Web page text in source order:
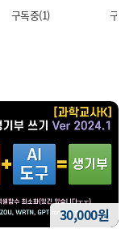
구독중(1) 구
30,000원